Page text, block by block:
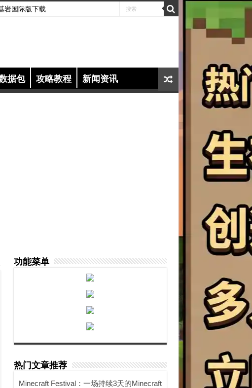
岩国际版下载
据包 攻略教程 新闻资讯
功能菜单
热门文章推荐
Minecraft Festival：一场持续3天的Minecraft